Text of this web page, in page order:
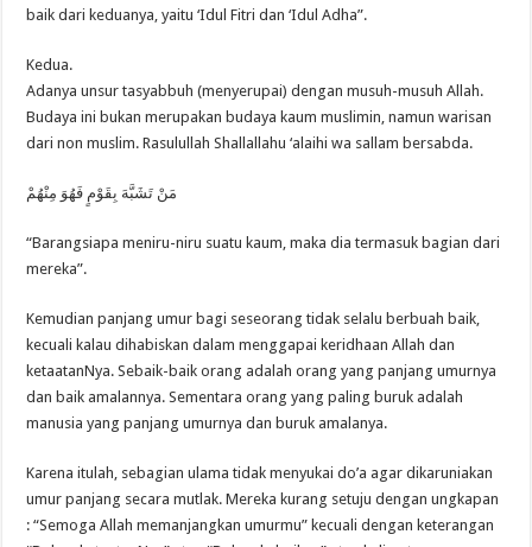
baik dari keduanya, yaitu ‘Idul Fitri dan ‘Idul Adha”.
Kedua.
Adanya unsur tasyabbuh (menyerupai) dengan musuh-musuh Allah.
Budaya ini bukan merupakan budaya kaum muslimin, namun warisan
dari non muslim. Rasulullah Shallallahu ‘alaihi wa sallam bersabda.
مَنْ تَشَبَّهَ بِقَوْمٍ فَهُوَ مِنْهُمْ
“Barangsiapa meniru-niru suatu kaum, maka dia termasuk bagian dari
mereka”.
Kemudian panjang umur bagi seseorang tidak selalu berbuah baik,
kecuali kalau dihabiskan dalam menggapai keridhaan Allah dan
ketaatanNya. Sebaik-baik orang adalah orang yang panjang umurnya
dan baik amalannya. Sementara orang yang paling buruk adalah
manusia yang panjang umurnya dan buruk amalanya.
Karena itulah, sebagian ulama tidak menyukai do’a agar dikaruniakan
umur panjang secara mutlak. Mereka kurang setuju dengan ungkapan
: “Semoga Allah memanjangkan umurmu” kecuali dengan keterangan